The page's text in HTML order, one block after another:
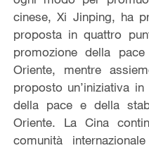
cinese, Xi Jinping, ha
proposta in quattro
promozione della
Oriente, mentre
proposto un’iniziativa
della pace e della
Oriente. La Cina
comunità